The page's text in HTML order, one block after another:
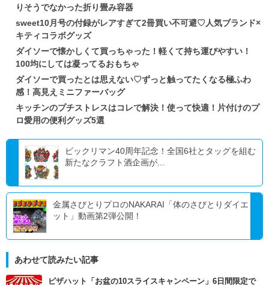
りそうでなかった折り畳み容器
sweet10月号の付録がレアすぎて2冊買い不可避♡人気ブランド×
キティコラボグッズ
ダイソーで懐かしくて買っちゃった！軽くて持ち運びやすい！
100均にしては凝ってるおもちゃ
ダイソーで買ったとは思えない♡ずっと触ってたくなる極ふわ
感！高見えミニファーバッグ
キッチンのプチストレスはコレで解決！使って快適！片付けのプ
ロ愛用の便利グッズ5選
ビックリマン40周年記念！全国6社とタッグを組む
新たなクラフト酒企画が...
金属さびとりプロのNAKARAI「体のさびとりダイエ
ット」動画第2弾公開！
あわせて読みたい記事
ピザハット「お盆の10スライスキャンペーン」6日間限定で